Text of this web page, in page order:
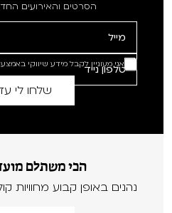
הסרטים והאירועים
אני מעוניין לקבל מידע שיווקי
הכי משתלם
נהנים באופן קבוע מחוויות